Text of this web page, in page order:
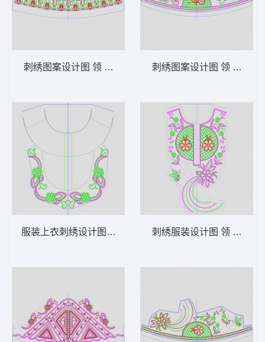
刺绣图案设计图 领 衣边下摆 中东阿拉伯 泰
服装上衣刺绣设计图 领 衣边下摆 中东阿拉
刺绣图案设计图 领 衣边下
刺绣服装设计图 领 衣边下